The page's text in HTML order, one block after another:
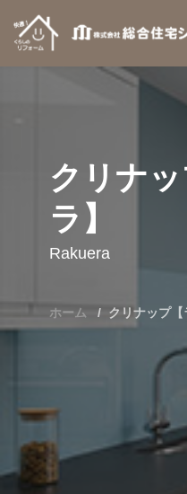
クリナ
ラ】
Rakuera
ホーム クリナップ【